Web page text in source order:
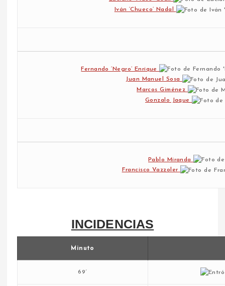
Iván ‘Chueco’ Nadal
Fernando ‘Negro’ Enrique
Juan Manuel Sosa
Marcos Giménez
Gonzalo Jaque
Pablo Miranda
Francisco Vazzoler
INCIDENCIAS
Minuto
69´